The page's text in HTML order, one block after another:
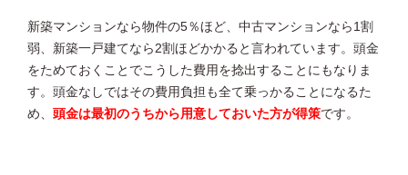
新築マンションなら物件の5％ほど、中古マンションなら1割
弱、新築一戸建てなら2割ほどかかると言われています。頭金
をためておくことでこうした費用を捻出することにもなりま
す。頭金なしではその費用負担も全て乗っかることになるた
め、 頭金は最初のうちから用意しておいた方が得策です。